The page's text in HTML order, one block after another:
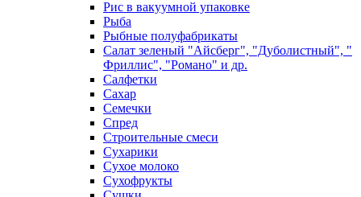
Рис в вакуумной упаковке
Рыба
Рыбные полуфабрикаты
Салат зеленый "Айсберг", "Дуболистный", "
Фриллис", "Романо" и др.
Салфетки
Сахар
Семечки
Спред
Строительные смеси
Сухарики
Сухое молоко
Сухофрукты